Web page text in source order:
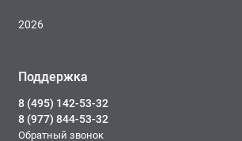
2026
Поддержка
8 (495) 142-53-32
8 (977) 844-53-32
Обратный звонок